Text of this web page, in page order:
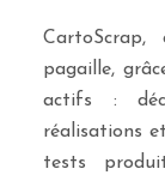
CartoScrap,
pagaille,
actifs :
réalisations
tests